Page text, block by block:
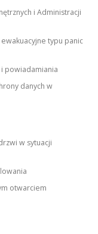
i Administracji
typu panic
i powiadamiania
danych w
w sytuacji
otwarciem